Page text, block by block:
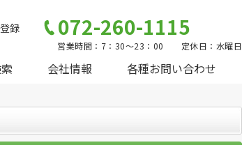
録 072-260-1115
営業時間：7：30～23：00 定休日：水曜日
会社情報 各種お問い合わせ